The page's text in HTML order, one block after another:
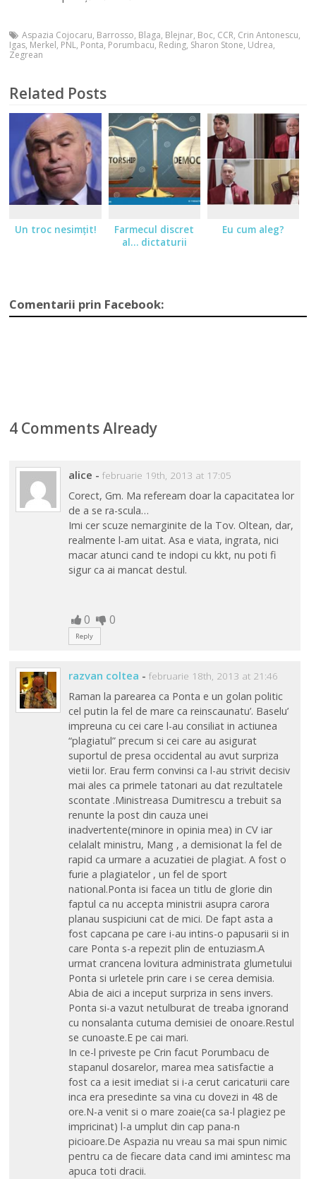
Aspazia Cojocaru, Barrosso, Blaga, Blejnar, Boc, CCR, Crin Antonescu,
Igas, Merkel, PNL, Ponta, Porumbacu, Reding, Sharon Stone, Udrea,
Zegrean
Related Posts
Un troc nesimţit!
Farmecul discret
al… dictaturii
Eu cum aleg?
Comentarii prin Facebook:
4 Comments Already
alice - februarie 19th, 2013 at 17:05
Corect, Gm. Ma refeream doar la capacitatea lor
de a se ra-scula…
Imi cer scuze nemarginite de la Tov. Oltean, dar,
realmente l-am uitat. Asa e viata, ingrata, nici
macar atunci cand te indopi cu kkt, nu poti fi
sigur ca ai mancat destul.
0 0
Reply
razvan coltea - februarie 18th, 2013 at 21:46
Raman la parearea ca Ponta e un golan politic
cel putin la fel de mare ca reinscaunatu’. Baselu’
impreuna cu cei care l-au consiliat in actiunea
“plagiatul” precum si cei care au asigurat
suportul de presa occidental au avut surpriza
vietii lor. Erau ferm convinsi ca l-au strivit decisiv
mai ales ca primele tatonari au dat rezultatele
scontate .Ministreasa Dumitrescu a trebuit sa
renunte la post din cauza unei
inadvertente(minore in opinia mea) in CV iar
celalalt ministru, Mang , a demisionat la fel de
rapid ca urmare a acuzatiei de plagiat. A fost o
furie a plagiatelor , un fel de sport
national.Ponta isi facea un titlu de glorie din
faptul ca nu accepta ministrii asupra carora
planau suspiciuni cat de mici. De fapt asta a
fost capcana pe care i-au intins-o papusarii si in
care Ponta s-a repezit plin de entuziasm.A
urmat crancena lovitura administrata glumetului
Ponta si urletele prin care i se cerea demisia.
Abia de aici a inceput surpriza in sens invers.
Ponta si-a vazut netulburat de treaba ignorand
cu nonsalanta cutuma demisiei de onoare.Restul
se cunoaste.E pe cai mari.
In ce-l priveste pe Crin facut Porumbacu de
stapanul dosarelor, marea mea satisfactie a
fost ca a iesit imediat si i-a cerut caricaturii care
inca era presedinte sa vina cu dovezi in 48 de
ore.N-a venit si o mare zoaie(ca sa-l plagiez pe
impricinat) l-a umplut din cap pana-n
picioare.De Aspazia nu vreau sa mai spun nimic
pentru ca de fiecare data cand imi amintesc ma
apuca toti dracii.